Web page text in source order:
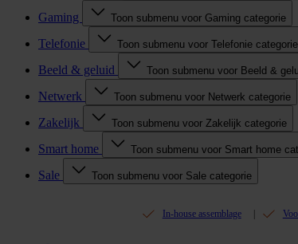
Gaming Toon submenu voor Gaming categorie
Telefonie Toon submenu voor Telefonie categorie
Beeld & geluid Toon submenu voor Beeld &
Netwerk Toon submenu voor Netwerk categorie
Zakelijk Toon submenu voor Zakelijk categorie
Smart home Toon submenu voor Smart home
Sale Toon submenu voor Sale categorie
In-house assemblage